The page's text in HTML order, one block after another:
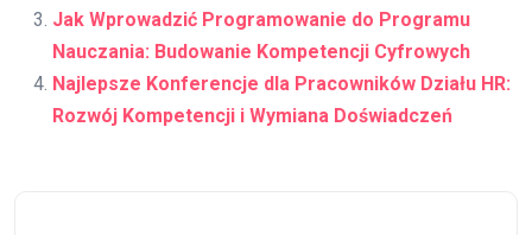
Jak Wprowadzić Programowanie do Programu
Nauczania: Budowanie Kompetencji Cyfrowych
Najlepsze Konferencje dla Pracowników Działu HR:
Rozwój Kompetencji i Wymiana Doświadczeń